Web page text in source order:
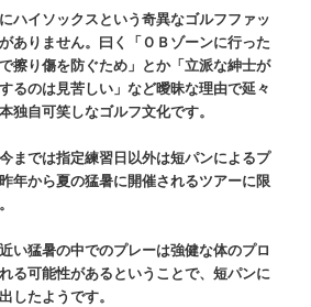
ハイソックスという奇異なゴルフファッ
ありません。曰く「ＯＢゾーンに行った
擦り傷を防ぐため」とか「立派な紳士が
るのは見苦しい」など曖昧な理由で延々
独自可笑しなゴルフ文化です。
までは指定練習日以外は短パンによるプ
年から夏の猛暑に開催されるツアーに限
い猛暑の中でのプレーは強健な体のプロ
る可能性があるということで、短パンに
したようです。